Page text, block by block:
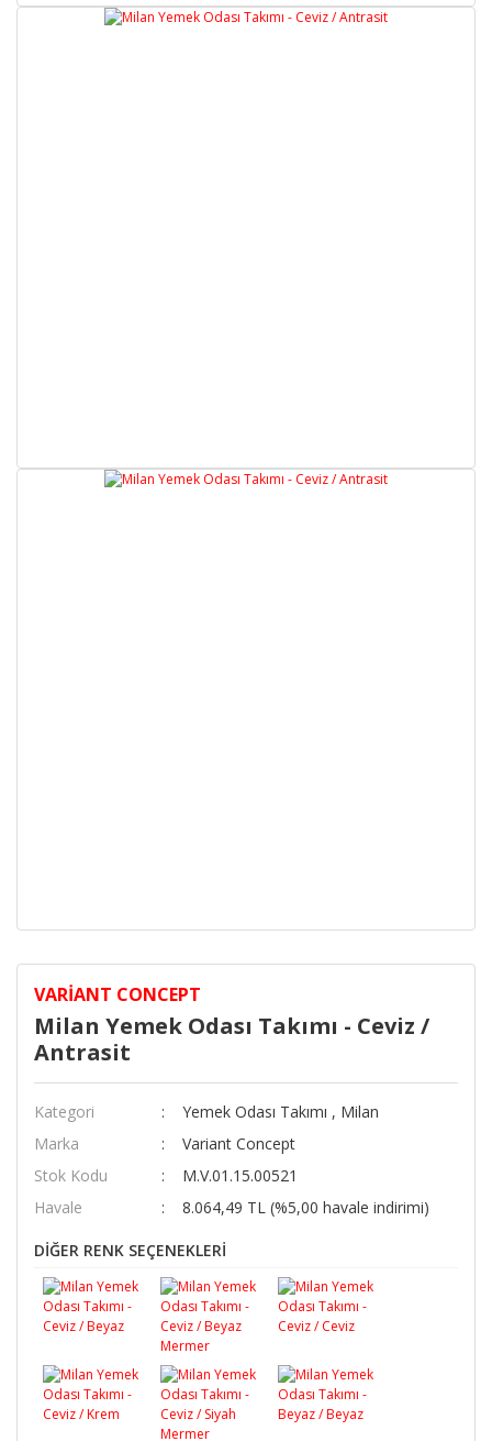
VARIANT CONCEPT
Milan Yemek Odası Takımı - Ceviz /
Antrasit
Kategori Yemek Odası Takımı , Milan
Marka
Variant Concept
Stok Kodu
M.V.01.15.00521
Havale
8.064,49 TL (%5,00 havale indirimi)
DİĞER RENK SEÇENEKLERİ